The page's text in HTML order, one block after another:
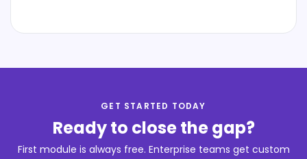
GET STARTED TODAY
Ready to close the gap?
First module is always free. Enterprise teams get custom